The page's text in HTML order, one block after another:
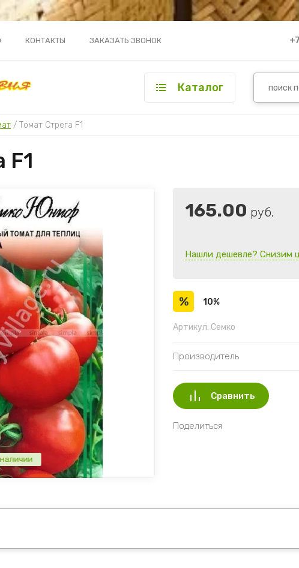
КОНТАКТЫ ЗАКАЗАТЬ ЗВОНОК
Каталог
/ Томат Стрега F1
F1
165.00 руб.
Нашли дешевле? Снизим
10%
Артикул: Семко
Производитель
Сравнить
Поделиться